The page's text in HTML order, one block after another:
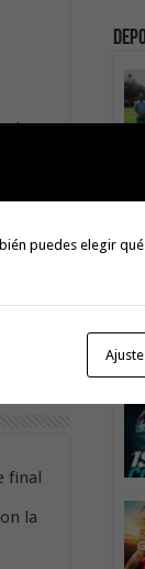
y
Next
final
la
La
puedes elegir